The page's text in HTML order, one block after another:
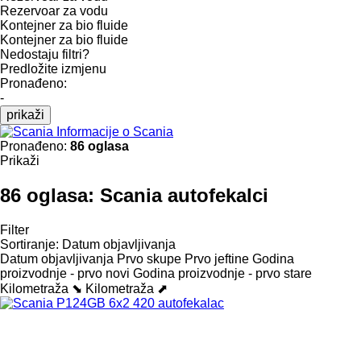
Rezervoar za vodu
Kontejner za bio fluide
Kontejner za bio fluide
Nedostaju filtri?
Predložite izmjenu
Pronađeno:
-
prikaži
Informacije o Scania
Pronađeno: 86 oglasa
Prikaži
86 oglasa: Scania autofekalci
Filter
Sortiranje: Datum objavljivanja
Datum objavljivanja Prvo skupe Prvo jeftine Godina
proizvodnje - prvo novi Godina proizvodnje - prvo stare
Kilometraža ⬊ Kilometraža ⬈